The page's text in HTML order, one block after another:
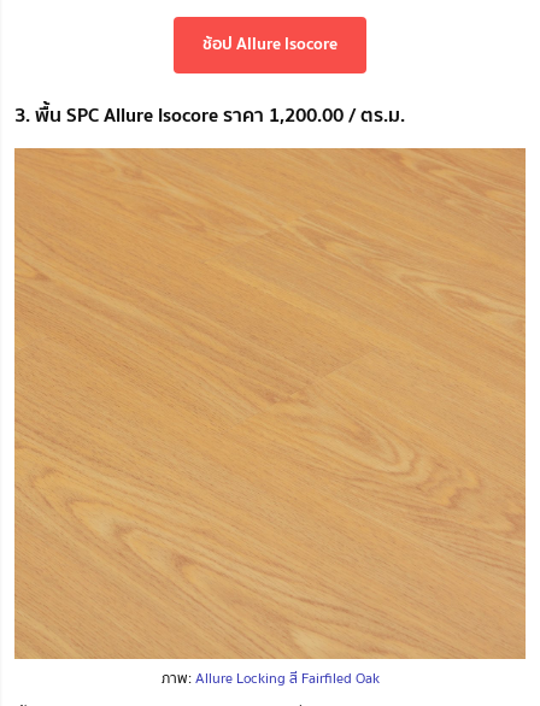
ช้อป Allure Isocore
3. พื้น SPC Allure Isocore ราคา 1,200.00 / ตร.ม.
ภาพ:Allure Locking สี Fairfiled Oak